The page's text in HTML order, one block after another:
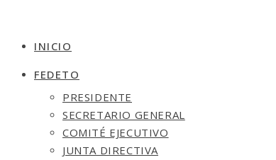
INICIO
FEDETO
PRESIDENTE
SECRETARIO GENERAL
COMITÉ EJECUTIVO
JUNTA DIRECTIVA